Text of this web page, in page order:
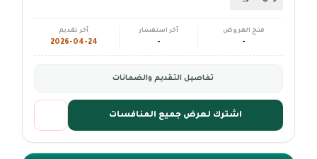
فتح العروض
-
آخر استفسار
-
آخر تقديم
2026-04-24
تفاصيل التقديم والضمانات
اشترك لعرض جميع المنافسات